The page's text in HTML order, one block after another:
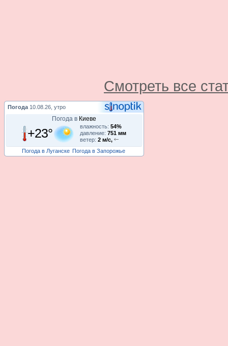
Смотреть все
Погода 10.08.26, утро
Погода в Киеве
+23° влажность: 54%
давление: 751 мм
ветер: 2 м/с,
Погода в Луганске Погода в Запорожье